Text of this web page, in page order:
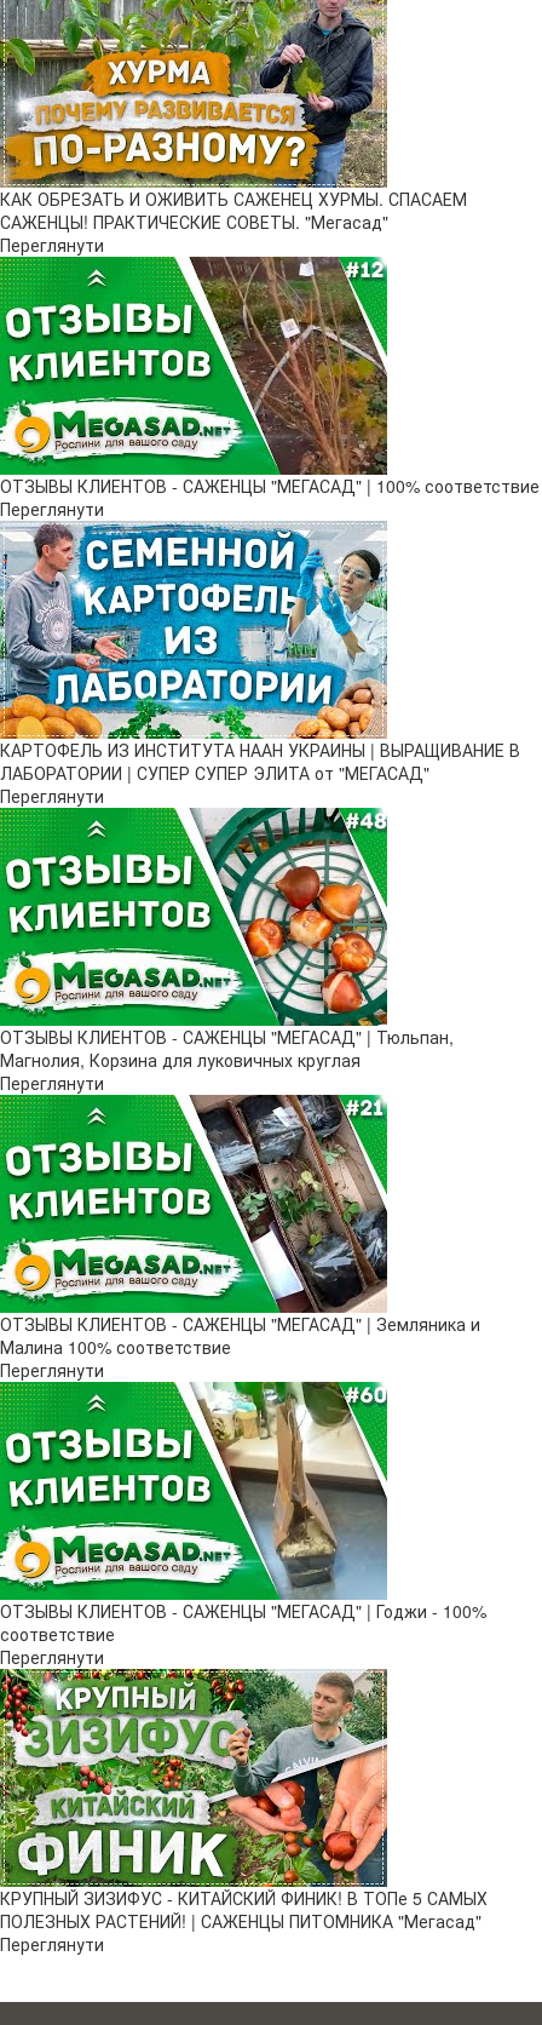
КАК ОБРЕЗАТЬ И ОЖИВИТЬ САЖЕНЕЦ ХУРМЫ. СПАСАЕМ
САЖЕНЦЫ! ПРАКТИЧЕСКИЕ СОВЕТЫ. "Мегасад"
Переглянути
ОТЗЫВЫ КЛИЕНТОВ - САЖЕНЦЫ "МЕГАСАД" | 100% соответствие
Переглянути
КАРТОФЕЛЬ ИЗ ИНСТИТУТА НААН УКРАИНЫ | ВЫРАЩИВАНИЕ В
ЛАБОРАТОРИИ | СУПЕР СУПЕР ЭЛИТА от "МЕГАСАД"
Переглянути
ОТЗЫВЫ КЛИЕНТОВ - САЖЕНЦЫ "МЕГАСАД" | Тюльпан,
Магнолия, Корзина для луковичных круглая
Переглянути
ОТЗЫВЫ КЛИЕНТОВ - САЖЕНЦЫ "МЕГАСАД" | Земляника и
Малина 100% соответствие
Переглянути
ОТЗЫВЫ КЛИЕНТОВ - САЖЕНЦЫ "МЕГАСАД" | Годжи - 100%
соответствие
Переглянути
КРУПНЫЙ ЗИЗИФУС - КИТАЙСКИЙ ФИНИК! В ТОПе 5 САМЫХ
ПОЛЕЗНЫХ РАСТЕНИЙ! | САЖЕНЦЫ ПИТОМНИКА "Мегасад"
Переглянути